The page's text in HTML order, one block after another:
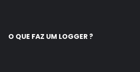
O QUE FAZ UM LOGGER ?